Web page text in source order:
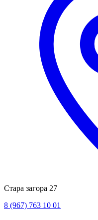
Стара загора 27
8 (967) 763 10 01